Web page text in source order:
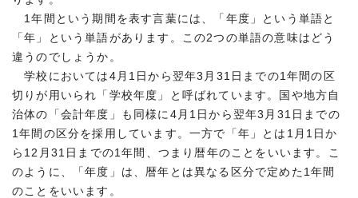
1年間という期間を表す言葉には、「年度」という単語と
「年」という単語があります。この2つの単語の意味はどう
違うのでしょうか。
学校においては4月1日から翌年3月31日までの1年間の区
切りが用いられ「学校年度」と呼ばれています。国や地方自
治体の「会計年度」も同様に4月1日から翌年3月31日までの
1年間の区分を採用しています。一方で「年」とは1月1日か
ら12月31日までの1年間、つまり暦年のことをいいます。こ
のように、「年度」は、暦年とは異なる区分で定めた1年間
のことをいいます。